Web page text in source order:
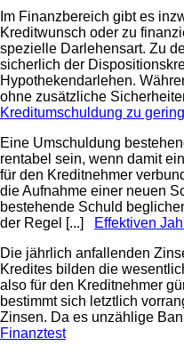
Im Finanzbereich gibt es
Kreditwunsch oder zu
spezielle Darlehensart. Zu
sicherlich der
Hypothekendarlehen.
ohne zusätzliche
Kreditumschuldung zu
Eine Umschuldung
rentabel sein, wenn damit
für den Kreditnehmer
die Aufnahme einer neuen
bestehende Schuld
der Regel [...]
Effektiven
Die jährlich anfallenden
Kredites bilden die
also für den Kreditnehmer
bestimmt sich letztlich
Zinsen. Da es unzählige
Finanztest